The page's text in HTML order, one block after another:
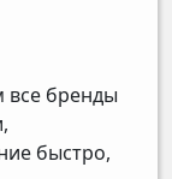
все бренды
быстро,